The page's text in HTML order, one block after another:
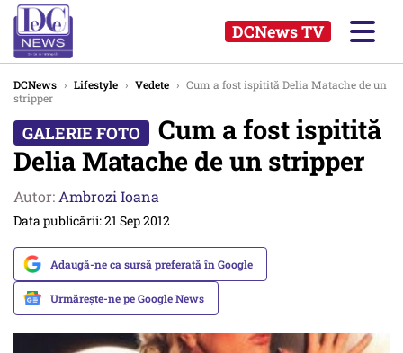
DCNews TV
DCNews › Lifestyle › Vedete › Cum a fost ispitită Delia Matache de un
stripper
Cum a fost ispitită
Delia Matache de un stripper
Autor: Ambrozi Ioana
Data publicării: 21 Sep 2012
Adaugă-ne ca sursă preferată în Google
Urmărește-ne pe Google News